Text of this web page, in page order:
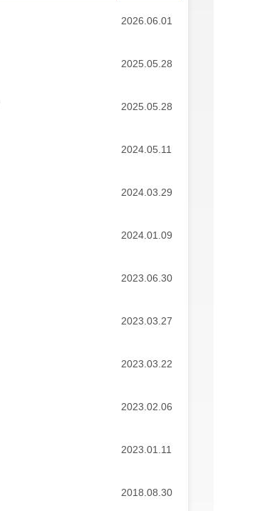
2026.06.01
2025.05.28
2025.05.28
2024.05.11
2024.03.29
2024.01.09
2023.06.30
2023.03.27
2023.03.22
2023.02.06
2023.01.11
2018.08.30